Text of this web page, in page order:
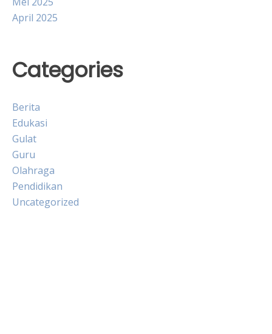
April 2025
Categories
Berita
Edukasi
Gulat
Guru
Olahraga
Pendidikan
Uncategorized